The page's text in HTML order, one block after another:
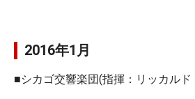
2016年1月
■シカゴ交響楽団(指揮：リッカルド